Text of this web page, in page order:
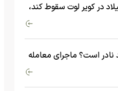
در کویر لوت سقوط کند،
است؟ ماجرای معامله